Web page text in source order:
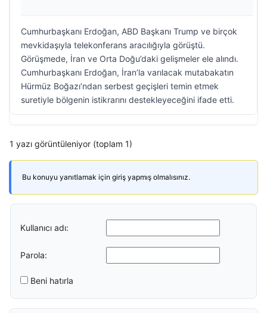
Cumhurbaşkanı Erdoğan, ABD Başkanı Trump ve birçok
mevkidaşıyla telekonferans aracılığıyla görüştü.
Görüşmede, İran ve Orta Doğu’daki gelişmeler ele alındı.
Cumhurbaşkanı Erdoğan, İran’la varılacak mutabakatın
Hürmüz Boğazı’ndan serbest geçişleri temin etmek
suretiyle bölgenin istikrarını destekleyeceğini ifade etti.
1 yazı görüntüleniyor (toplam 1)
Bu konuyu yanıtlamak için giriş yapmış olmalısınız.
Kullanıcı adı:
Parola:
Beni hatırla